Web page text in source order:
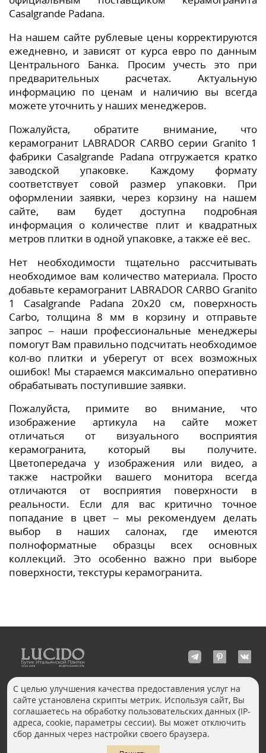
Casalgrande Padana.
На нашем сайте рублевые цены корректируются
ежедневно, и зависят от курса евро по данным
Центрального Банка. Просим учесть это при
предварительных расчетах. Актуальную
информацию по ценам и наличию вы всегда
можете уточнить у наших менеджеров.
Пожалуйста, обратите внимание, что
керамогранит LABRADOR CARBO серии Granito 1
фабрики Casalgrande Padana отгружается кратко
заводской упаковке. Каждому формату
соответствует совой размер упаковки. При
оформлении заявки, через корзину на нашем
сайте, вам будет доступна подробная
информация о количестве плит и квадратных
метров плитки в одной упаковке, а также её вес.
Нет необходимости тщательно рассчитывать
необходимое вам количество материала. Просто
добавьте керамогранит LABRADOR CARBO Granito
1 Casalgrande Padana 20x20 см, поверхность
Сarbo, толщина 8 мм в корзину и отправьте
запрос – наши профессиональные менеджеры
помогут Вам правильно подсчитать необходимое
кол-во плитки и уберегут от всех возможных
ошибок! Мы стараемся максимально оперативно
обрабатывать поступившие заявки.
Пожалуйста, примите во внимание, что
изображение артикула на сайте может
отличаться от визуального восприятия
керамогранита, который вы получите.
Цветопередача у изображения или видео, а
также настройки вашего монитора всегда
отличаются от восприятия поверхности в
реальности. Если для вас критично точное
попадание в цвет – мы рекомендуем делать
выбор в наших салонах, где имеются
полноформатные образцы всех основных
коллекций. Это особенно важно при выборе
поверхности, текстуры керамогранита.
КОНТАКТЫ
Москва, Пречистенка
Волгоград
Екатеринбург
Казань
Новосибирск
С целью улучшения качества предоставления услуг на
сайте установлена скрипты метрик. Используя сайт, Вы
соглашаетесь на обработку пользовательских данных (IP-
адреса, cookie, параметры сессии). Вы может отключить
сбор данных через настройки своего браузера.